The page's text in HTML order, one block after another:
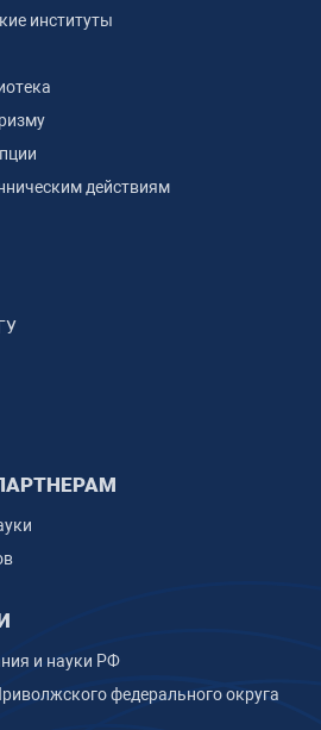
институты
действиям
и науки РФ
федерального округа